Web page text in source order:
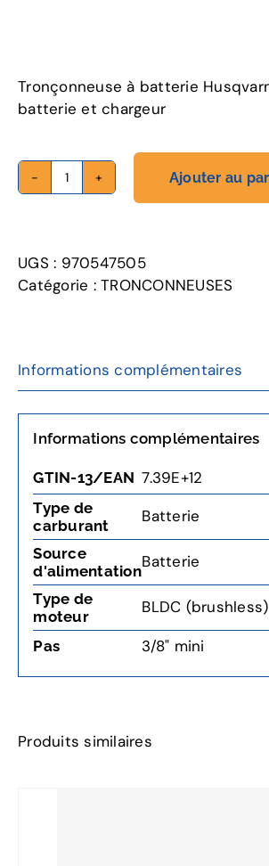
Tronçonneuse à batterie
batterie et chargeur
quantité
Ajouter au
UGS : 970547505
Catégorie :TRONCONNEUSES
Informations complémentaires
Informations complémentaires
GTIN-13/EAN 7.39E+12
Type de
carburant
Batterie
Source
d'alimentationBatterie
Type de
moteur
BLDC (brushless)
Pas 3/8" mini
Produits similaires